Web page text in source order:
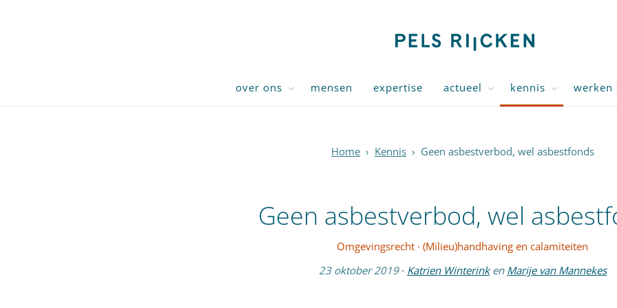
over ons mensen expertise actueel kennis werken
Home › Kennis › Geen asbestverbod, wel asbestfonds
Geen asbestverbod, wel
Omgevingsrecht · (Milieu)handhaving en calamiteiten
23 oktober 2019 · Katrien Winterink en Marije van Mannekes